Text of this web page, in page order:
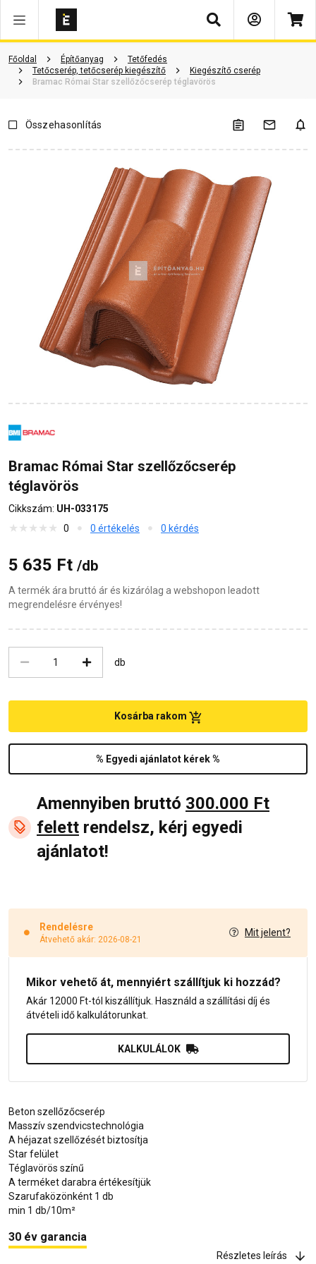
Keresés
Főoldal Építőanyag
Tetőfedés
Tetőcserép, tetőcserép kiegészítő
Kiegészítő cserép
Bramac Római Star szellőzőcserép téglavörös
Dokumentumok Kérdések és válaszok
Összehasonlítás
Bramac Római Star szellőzőcserép
téglavörös
Cikkszám: UH-033175
0
0 értékelés 0 kérdés
5 635 Ft /db
A termék ára bruttó ár és kizárólag a webshopon leadott
megrendelésre érvényes!
db
% Egyedi ajánlatot kérek %
Kosárba rakom
Amennyiben bruttó 300.000 Ft
felett rendelsz, kérj egyedi
ajánlatot!
Rendelésre
Átvehető akár: 2026-08-21
Mit jelent?
Mikor vehető át, mennyiért szállítjuk ki hozzád?
Akár 12000 Ft-tól kiszállítjuk. Használd a szállítási díj és
átvételi idő kalkulátorunkat.
KALKULÁLOK
Beton szellőzőcserép
Masszív szendvicstechnológia
A héjazat szellőzését biztosítja
Star felület
Téglavörös színű
A terméket darabra értékesítjük
Szarufaközönként 1 db
min 1 db/10m²
30 év garancia
Részletes leírás